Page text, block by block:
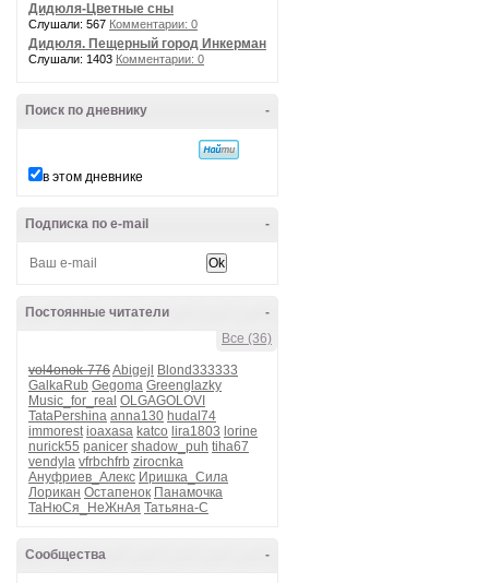
Дидюля-Цветные сны
Слушали: 567 Комментарии: 0
Дидюля. Пещерный город Инкерман
Слушали: 1403 Комментарии: 0
-
Поиск по дневнику
в этом дневнике
-
Подписка по e-mail
-
Постоянные читатели
Все (36)
vol4onok-776Abigejl
Blond333333
GalkaRub Gegoma Greenglazky
Music_for_real OLGAGOLOVI
TataPershina anna130 hudal74
immorest ioaxasa katco lira1803 lorine
nurick55 panicer shadow_puh tiha67
vendyla vfrbchfrb zirocnka
Ануфриев_Алекс Иришка_Сила
Лорикан Остапенок Панамочка
ТаНюСя_НеЖнАя Татьяна-С
-
Сообщества